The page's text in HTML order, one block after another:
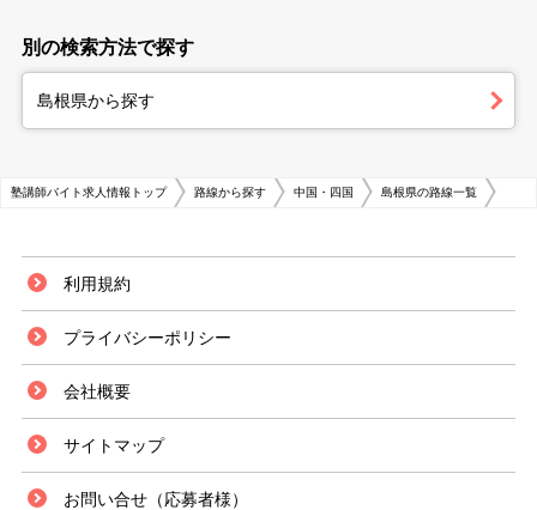
別の検索方法で探す
島根県から探す
塾講師バイト求人情報トップ 路線から探す 中国・四国 島根県の路線一覧
利用規約
プライバシーポリシー
会社概要
サイトマップ
お問い合せ（応募者様）